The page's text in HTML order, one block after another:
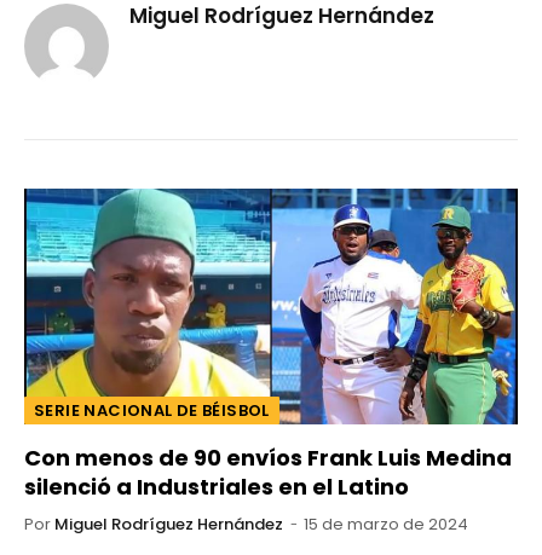
Miguel Rodríguez Hernández
SERIE NACIONAL DE BÉISBOL
Con menos de 90 envíos Frank Luis Medina
silenció a Industriales en el Latino
Por Miguel Rodríguez Hernández 15 de marzo de 2024